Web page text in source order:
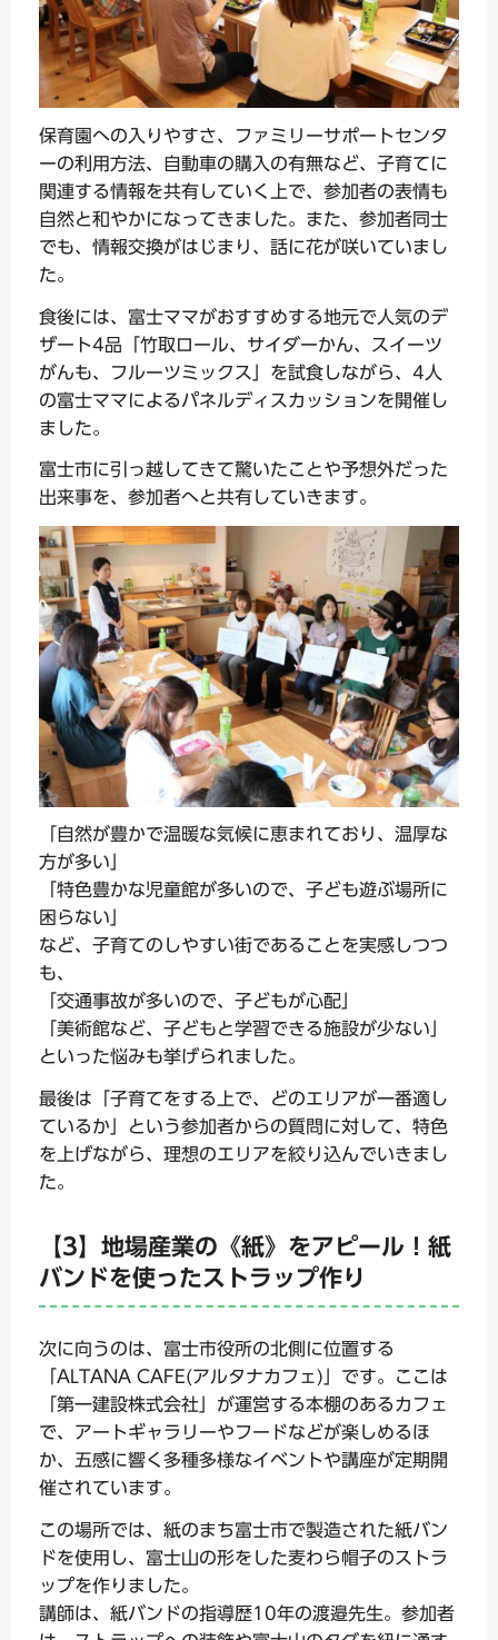
保育園への入りやすさ、ファミリーサポートセンタ
ーの利用方法、自動車の購入の有無など、子育てに
関連する情報を共有していく上で、参加者の表情も
自然と和やかになってきました。また、参加者同士
でも、情報交換がはじまり、話に花が咲いていまし
た。
食後には、富士ママがおすすめする地元で人気のデ
ザート4品「竹取ロール、サイダーかん、スイーツ
がんも、フルーツミックス」を試食しながら、4人
の富士ママによるパネルディスカッションを開催し
ました。
富士市に引っ越してきて驚いたことや予想外だった
出来事を、参加者へと共有していきます。
「自然が豊かで温暖な気候に恵まれており、温厚な
方が多い」
「特色豊かな児童館が多いので、子ども遊ぶ場所に
困らない」
など、子育てのしやすい街であることを実感しつつ
も、
「交通事故が多いので、子どもが心配」
「美術館など、子どもと学習できる施設が少ない」
といった悩みも挙げられました。
最後は「子育てをする上で、どのエリアが一番適し
ているか」という参加者からの質問に対して、特色
を上げながら、理想のエリアを絞り込んでいきまし
た。
【3】地場産業の《紙》をアピール！紙
バンドを使ったストラップ作り
次に向うのは、富士市役所の北側に位置する
「ALTANA CAFE(アルタナカフェ)」です。ここは
「第一建設株式会社」が運営する本棚のあるカフェ
で、アートギャラリーやフードなどが楽しめるほ
か、五感に響く多種多様なイベントや講座が定期開
催されています。
この場所では、紙のまち富士市で製造された紙バン
ドを使用し、富士山の形をした麦わら帽子のストラ
ップを作りました。
講師は、紙バンドの指導歴10年の渡邉先生。参加者